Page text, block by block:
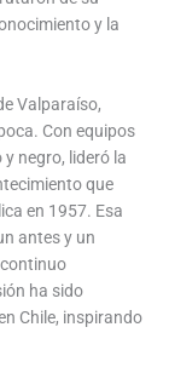
y la
Valparaíso,
Con equipos
negro, lideró la
que
en 1957. Esa
antes y un
ha sido
Chile, inspirando